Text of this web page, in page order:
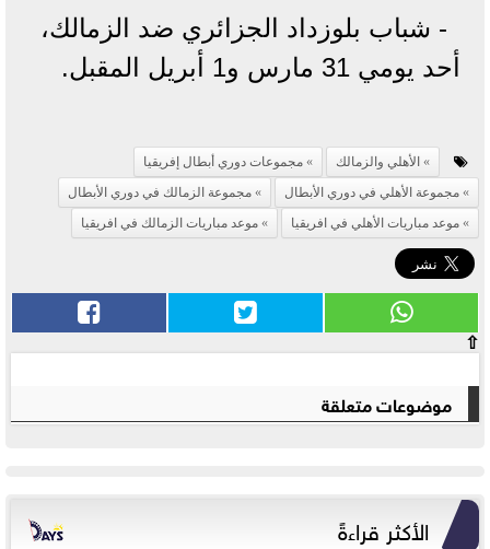
- شباب بلوزداد الجزائري ضد الزمالك،
أحد يومي 31 مارس و1 أبريل المقبل.
الأهلي والزمالك
مجموعات دوري أبطال إفريقيا
مجموعة الأهلي في دوري الأبطال
مجموعة الزمالك في دوري الأبطال
موعد مباريات الأهلي في افريقيا
موعد مباريات الزمالك في افريقيا
⇧
موضوعات متعلقة
الأكثر قراءةً